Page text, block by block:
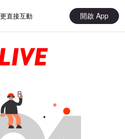
直接互動 開啟 App